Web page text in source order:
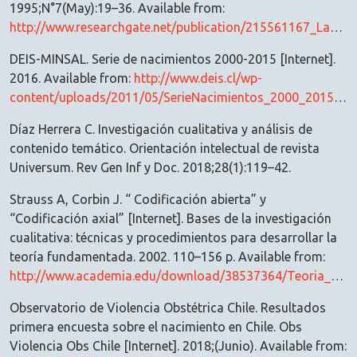
1995;N°7(May):19–36. Available from:
http://www.researchgate.net/publication/215561167_La_investigacin_cualitativa_Un_campo_de_posibilidades_y_desafos/file/f657e40037e485815e526ee69689a88d.pdf
DEIS-MINSAL. Serie de nacimientos 2000-2015 [Internet].
2016. Available from: http://www.deis.cl/wp-
content/uploads/2011/05/SerieNacimientos_2000_2015.html
Díaz Herrera C. Investigación cualitativa y análisis de
contenido temático. Orientación intelectual de revista
Universum. Rev Gen Inf y Doc. 2018;28(1):119–42.
Strauss A, Corbin J. “ Codificación abierta” y
“Codificación axial” [Internet]. Bases de la investigación
cualitativa: técnicas y procedimientos para desarrollar la
teoría fundamentada. 2002. 110–156 p. Available from:
http://www.academia.edu/download/38537364/Teoria_Fundamentada.pdf
Observatorio de Violencia Obstétrica Chile. Resultados
primera encuesta sobre el nacimiento en Chile. Obs
Violencia Obs Chile [Internet]. 2018;(Junio). Available from: